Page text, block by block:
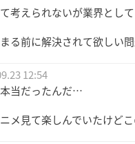
考えられないが業界とし
る前に解決されて欲しい
12:54
当だったんだ…
メ見て楽しんでいたけど